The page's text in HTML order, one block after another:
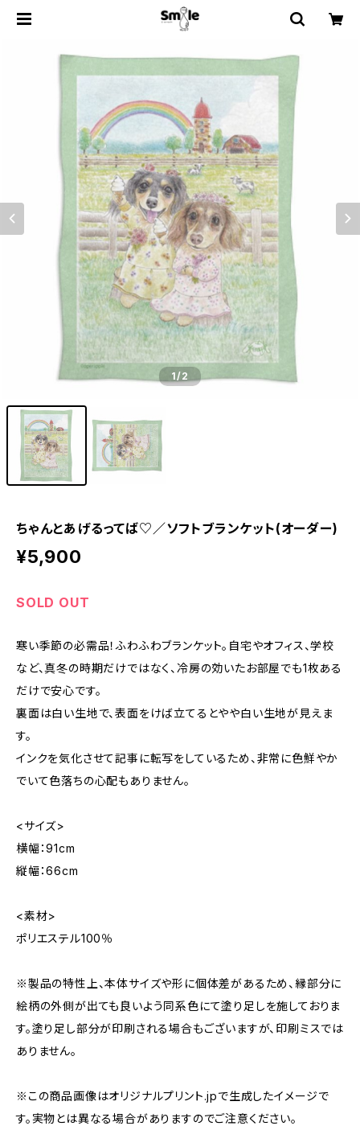
1/2
ちゃんとあげるってば♡／ソフトブランケット(オーダー)
¥5,900
SOLD OUT
寒い季節の必需品！ふわふわブランケット。自宅やオフィス、学校
など、真冬の時期だけではなく、冷房の効いたお部屋でも1枚ある
だけで安心です。
裏面は白い生地で、表面をけば立てるとやや白い生地が見えま
す。
インクを気化させて記事に転写をしているため、非常に色鮮やか
でいて色落ちの心配もありません。
<サイズ>
横幅：91cm
縦幅：66cm
<素材>
ポリエステル100％
※製品の特性上、本体サイズや形に個体差があるため、縁部分に
絵柄の外側が出ても良いよう同系色にて塗り足しを施しておりま
す。塗り足し部分が印刷される場合もございますが、印刷ミスでは
ありません。
※この商品画像はオリジナルプリント.jpで生成したイメージで
す。実物とは異なる場合がありますのでご注意ください。